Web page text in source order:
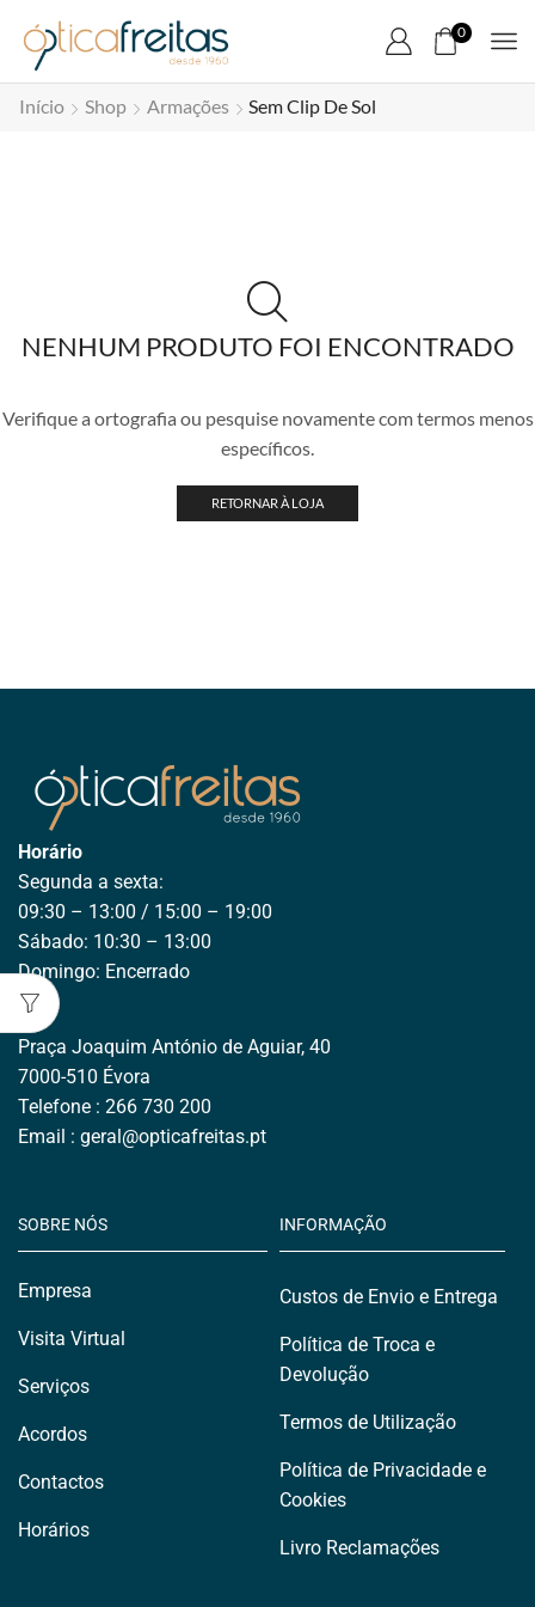
0
Início Shop Armações Sem Clip De Sol
NENHUM PRODUTO FOI ENCONTRADO
Verifique a ortografia ou pesquise novamente com termos menos
específicos.
RETORNAR À LOJA
Horário
Segunda a sexta:
09:30 – 13:00 / 15:00 – 19:00
Sábado: 10:30 – 13:00
Domingo: Encerrado
Praça Joaquim António de Aguiar, 40
7000-510 Évora
Telefone : 266 730 200
Email : geral@opticafreitas.pt
SOBRE NÓS
Empresa
Visita Virtual
Serviços
Acordos
Contactos
Horários
INFORMAÇÃO
Custos de Envio e Entrega
Política de Troca e
Devolução
Termos de Utilização
Política de Privacidade e
Cookies
Livro Reclamações